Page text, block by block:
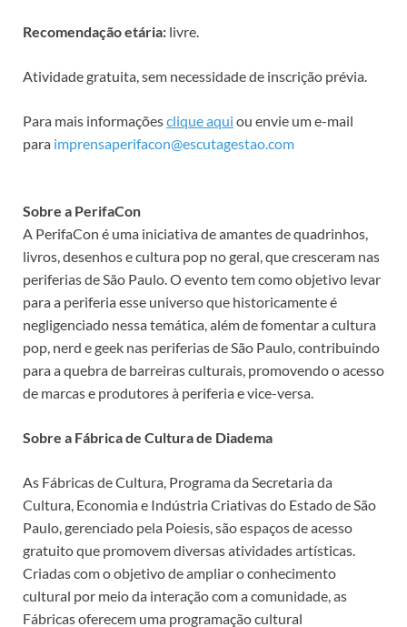
Recomendação etária: livre.
Atividade gratuita, sem necessidade de inscrição prévia.
Para mais informaçõesclique aqui ou envie um e-mail
para imprensaperifacon@escutagestao.com
Sobre a PerifaCon
A PerifaCon é uma iniciativa de amantes de quadrinhos,
livros, desenhos e cultura pop no geral, que cresceram nas
periferias de São Paulo. O evento tem como objetivo levar
para a periferia esse universo que historicamente é
negligenciado nessa temática, além de fomentar a cultura
pop, nerd e geek nas periferias de São Paulo, contribuindo
para a quebra de barreiras culturais, promovendo o acesso
de marcas e produtores à periferia e vice-versa.
Sobre a Fábrica de Cultura de Diadema
As Fábricas de Cultura, Programa da Secretaria da
Cultura, Economia e Indústria Criativas do Estado de São
Paulo, gerenciado pela Poiesis, são espaços de acesso
gratuito que promovem diversas atividades artísticas.
Criadas com o objetivo de ampliar o conhecimento
cultural por meio da interação com a comunidade, as
Fábricas oferecem uma programação cultural